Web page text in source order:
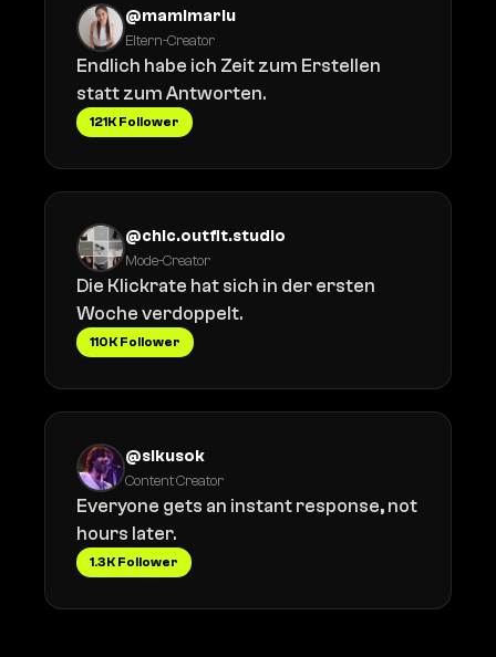
@mamimariu
Eltern-Creator
Endlich habe ich Zeit zum Erstellen
statt zum Antworten.
121K Follower
@chic.outfit.studio
Mode-Creator
Die Klickrate hat sich in der ersten
Woche verdoppelt.
110K Follower
@sikusok
Content Creator
Everyone gets an instant response, not
hours later.
1.3K Follower